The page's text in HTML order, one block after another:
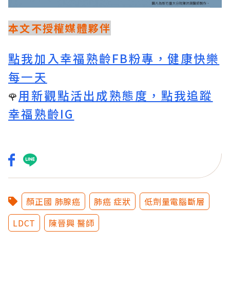
本文不授權媒體夥伴
點我加入幸福熟齡FB粉專，健康快樂
每一天
🌹用新觀點活出成熟態度，點我追蹤
幸福熟齡IG
顏正國 肺腺癌 肺癌 症狀
低劑量電腦斷層
LDCT
陳晉興 醫師